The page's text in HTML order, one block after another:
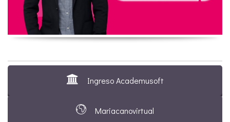
Ingreso Academusoft
Mariacanovirtual